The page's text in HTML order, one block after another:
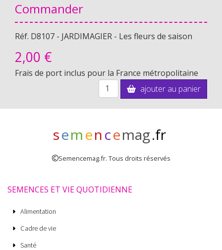
Commander
Réf. D8107 - JARDIMAGIER - Les fleurs de saison
2,00 €
Frais de port inclus pour la France métropolitaine
ajouter au panier
semencemag.fr
Semencemag.fr. Tous droits réservés
SEMENCES ET VIE QUOTIDIENNE
Alimentation
Cadre de vie
Santé